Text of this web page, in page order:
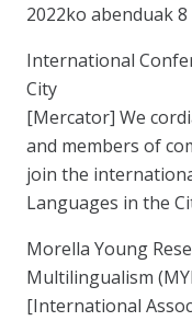
2022ko abenduak
International
City
[Mercator] We
and members of
join the
Languages in the
Morella Young
Multilingualism
[International